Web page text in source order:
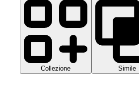
Collezione Simile